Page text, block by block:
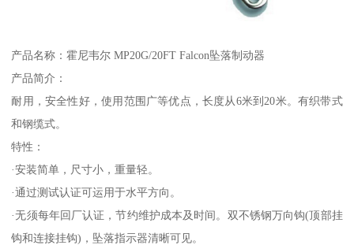
产品名称：霍尼韦尔 MP20G/20FT Falcon坠落制动器
产品简介：
耐用，安全性好，使用范围广等优点，长度从6米到20米。有织带式
和钢缆式。
特性：
·安装简单，尺寸小，重量轻。
·通过测试认证可运用于水平方向。
·无须每年回厂认证，节约维护成本及时间。双不锈钢万向钩(顶部挂
钩和连接挂钩)，坠落指示器清晰可见。